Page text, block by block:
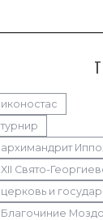
иконостас
турнир
архимандрит
XII Свято-
церковь и
Благочиние